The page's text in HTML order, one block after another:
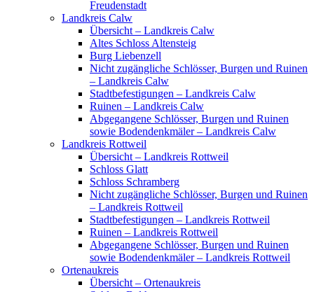
Freudenstadt
Landkreis Calw
Übersicht – Landkreis Calw
Altes Schloss Altensteig
Burg Liebenzell
Nicht zugängliche Schlösser, Burgen und Ruinen
– Landkreis Calw
Stadtbefestigungen – Landkreis Calw
Ruinen – Landkreis Calw
Abgegangene Schlösser, Burgen und Ruinen
sowie Bodendenkmäler – Landkreis Calw
Landkreis Rottweil
Übersicht – Landkreis Rottweil
Schloss Glatt
Schloss Schramberg
Nicht zugängliche Schlösser, Burgen und Ruinen
– Landkreis Rottweil
Stadtbefestigungen – Landkreis Rottweil
Ruinen – Landkreis Rottweil
Abgegangene Schlösser, Burgen und Ruinen
sowie Bodendenkmäler – Landkreis Rottweil
Ortenaukreis
Übersicht – Ortenaukreis